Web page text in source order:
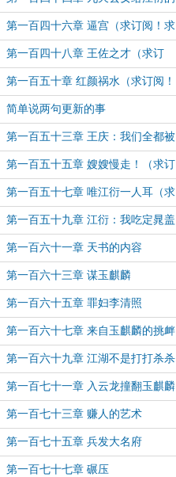
好处（求订阅！求月票！）
第一百四十六章 逼宫（求订阅！求
月票！）
第一百四十八章 王佐之才（求订
阅！求月票！）
第一百五十章 红颜祸水（求订阅！
求月票！）
简单说两句更新的事
第一百五十三章 王庆：我们全都被
江衍抓住七寸了（求订阅！求月
票！）
第一百五十五章 嫂嫂慢走！（求订
阅！求月票！）
第一百五十七章 唯江衍一人耳（求
订阅！求月票！）
第一百五十九章 江衍：我吃定晁盖
和宋江了（求订阅！求月票！）
第一百六十一章 天书的内容
第一百六十三章 谋玉麒麟
第一百六十五章 罪妇李清照
第一百六十七章 来自玉麒麟的挑衅
第一百六十九章 江湖不是打打杀杀
而是人情世故
第一百七十一章 入云龙撞翻玉麒麟
第一百七十三章 赚人的艺术
第一百七十五章 兵发大名府
第一百七十七章 碾压